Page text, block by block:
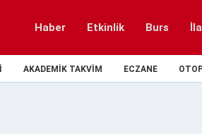
Haber Etkinlik Burs
AKADEMIK TAKVIM ECZANE